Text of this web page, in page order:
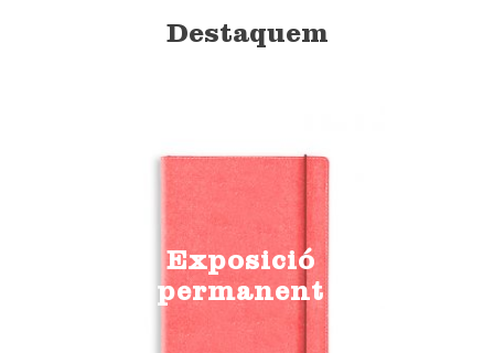
Destaquem
Exposició
permanent